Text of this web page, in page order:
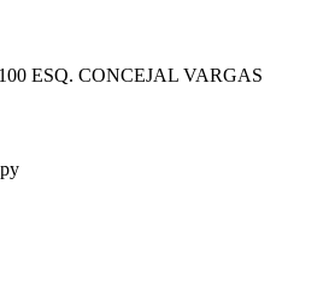
ESQ. CONCEJAL VARGAS